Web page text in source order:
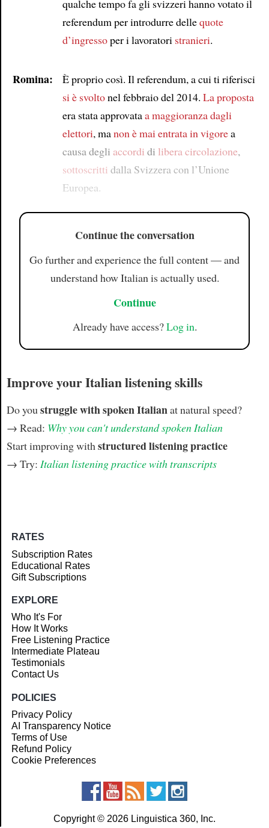
qualche tempo fa gli svizzeri hanno votato il
referendum per introdurre dellequote
d’ingressoper i lavoratori stranieri.
Romina:
È proprio così. Il referendum, a cui ti riferisci
si è svoltonel febbraio del 2014. La proposta
era stata approvataa maggioranza dagli
elettori, manon è mai entrata in vigorea
causa degli accordi di libera circolazione,
sottoscritti dalla Svizzera con l’Unione
Europea.
Continue the conversation
Go further and experience the full content — and
understand how Italian is actually used.
Continue
Already have access?Log in.
Improve your Italian listening skills
Do youstruggle with spoken Italianat natural speed?
→ Read: Why you can't understand spoken Italian
Start improving withstructured listening practice
→ Try: Italian listening practice with transcripts
RATES
Subscription Rates
Educational Rates
Gift Subscriptions
EXPLORE
Who It's For
How It Works
Free Listening Practice
Intermediate Plateau
Testimonials
Contact Us
POLICIES
Privacy Policy
AI Transparency Notice
Terms of Use
Refund Policy
Cookie Preferences
Copyright © 2026 Linguistica 360, Inc.